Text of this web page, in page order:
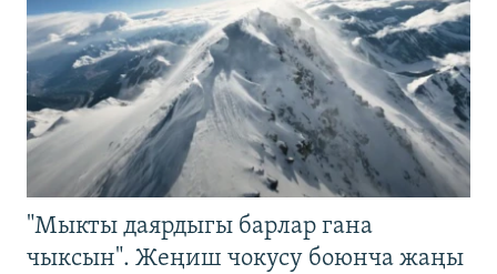
"Мыкты даярдыгы барлар гана
чыксын". Жеңиш чокусу боюнча жаңы